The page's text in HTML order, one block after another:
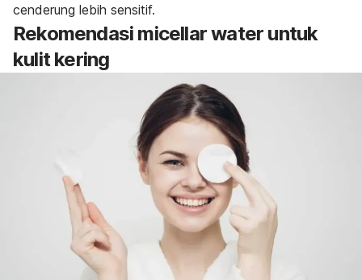
cenderung lebih sensitif.
Rekomendasi micellar water untuk
kulit kering